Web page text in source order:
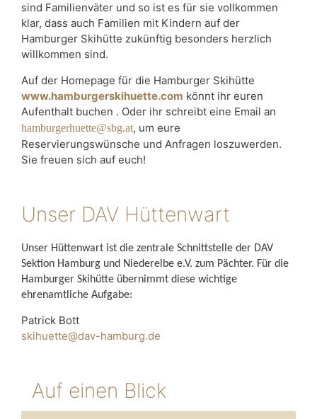
sind Familienväter und so ist es für sie vollkommen
klar, dass auch Familien mit Kindern auf der
Hamburger Skihütte zukünftig besonders herzlich
willkommen sind.
Auf der Homepage für die Hamburger Skihütte
www.hamburgerskihuette.com könnt ihr euren
Aufenthalt buchen . Oder ihr schreibt eine Email an
hamburgerhuette@sbg.at, um eure
Reservierungswünsche und Anfragen loszuwerden.
Sie freuen sich auf euch!
Unser DAV Hüttenwart
Unser Hüttenwart ist die zentrale Schnittstelle der DAV
Sektion Hamburg und Niederelbe e.V. zum Pächter. Für die
Hamburger Skihütte übernimmt diese wichtige
ehrenamtliche Aufgabe:
Patrick Bott
skihuette@dav-hamburg.de
Auf einen Blick